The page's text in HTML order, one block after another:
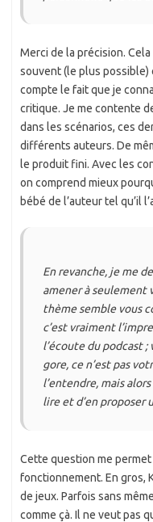
Merci de la précision.
souvent (le plus possible)
compte le fait que je
critique. Je me contente
dans les scénarios, ces
différents auteurs. De
le produit fini. Avec les
on comprend mieux
bébé de l’auteur tel qu’il
En revanche, je me
amener à seulement
thème semble vous
c’est vraiment
l’écoute du podcast
gore, ce n’est pas
l’entendre, mais
lire et d’en proposer
Cette question me
fonctionnement. En gros,
de jeux. Parfois sans
comme çà. Il ne veut pas